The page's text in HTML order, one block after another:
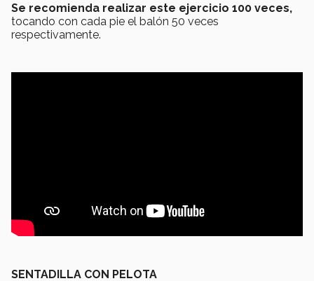
Se recomienda realizar este ejercicio 100 veces,
tocando con cada pie el balón 50 veces
respectivamente.
SENTADILLA CON PELOTA